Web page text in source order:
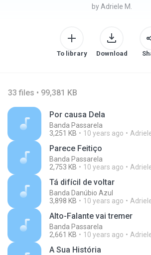
by Adriele M.
To library Download
33 files • 99,381 KB
Por causa Dela
Banda Passarela
3,251 KB
10 years ago
Parece Feitiço
Banda Passarela
2,753 KB
10 years ago
Tá difícil de voltar
Banda Danúbio Azul
3,898 KB
10 years ago
Alto-Falante vai tremer
Banda Passarela
2,661 KB
10 years ago
A Sua História